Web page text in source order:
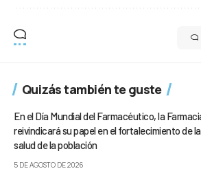
Quizás también te guste
En el Día Mundial del Farmacéutico, la
reivindicará su papel en el fortalecimiento de la
salud de la población
5 DE AGOSTO DE 2026